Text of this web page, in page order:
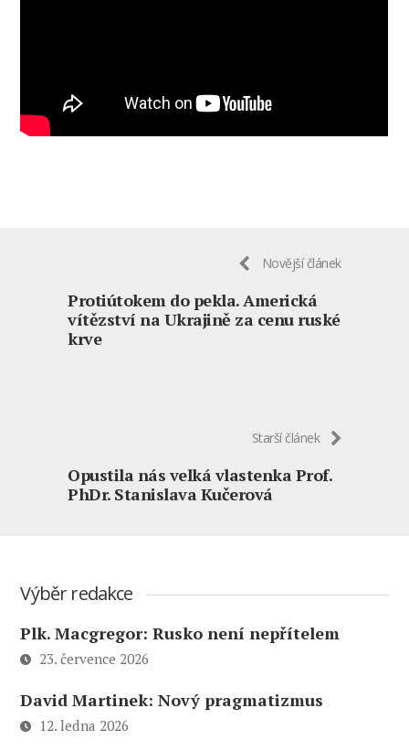
Novější článek
Protiútokem do pekla. Americká
vítězství na Ukrajině za cenu ruské
krve
Starší článek
Opustila nás velká vlastenka Prof.
PhDr. Stanislava Kučerová
Výběr redakce
Plk. Macgregor: Rusko není nepřítelem
23. července 2026
David Martinek: Nový pragmatizmus
12. ledna 2026